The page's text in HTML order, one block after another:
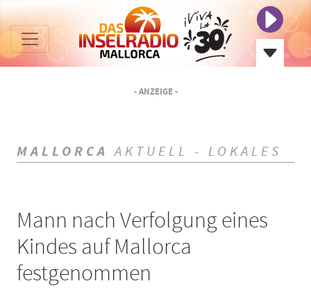
- ANZEIGE -
MALLORCA AKTUELL - LOKALES
Mann nach Verfolgung eines
Kindes auf Mallorca
festgenommen